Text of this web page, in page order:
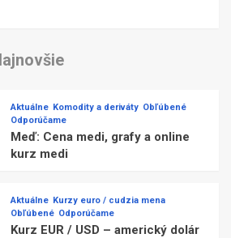
Aktuálne Komodity a deriváty Obľúbené
Odporúčame
Meď: Cena medi, grafy a online
kurz medi
Aktuálne Kurzy euro / cudzia mena
Obľúbené Odporúčame
Kurz EUR / USD – americký dolár